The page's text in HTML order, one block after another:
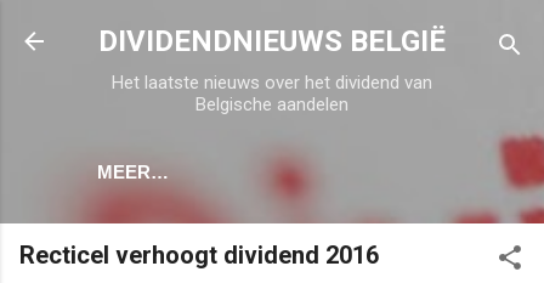
Doorgaan naar hoofdcontent
DIVIDENDNIEUWS BELGIË
Het laatste nieuws over het dividend van
Belgische aandelen
MEER…
Recticel verhoogt dividend 2016